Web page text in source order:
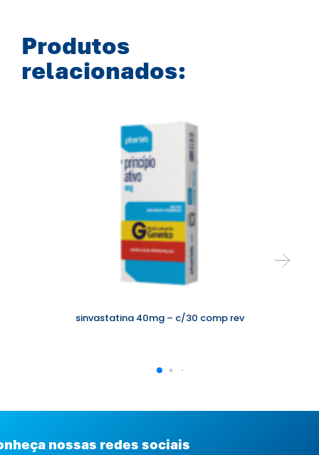
d
u
Produtos
relacionados:
sinvastatina 40mg – c/30 comp rev
nossas redes sociais